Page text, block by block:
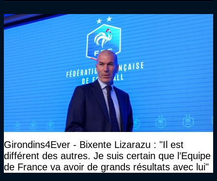
Girondins4Ever - Bixente Lizarazu : "Il est
différent des autres. Je suis certain que l’Equipe
de France va avoir de grands résultats avec lui"